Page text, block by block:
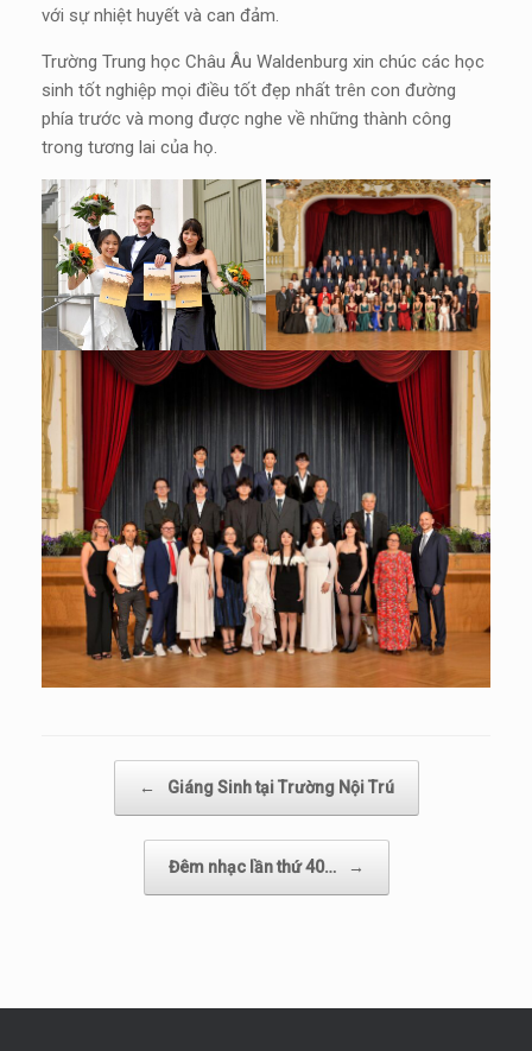
với sự nhiệt huyết và can đảm.
Trường Trung học Châu Âu Waldenburg xin chúc các học
sinh tốt nghiệp mọi điều tốt đẹp nhất trên con đường
phía trước và mong được nghe về những thành công
trong tương lai của họ.
← Giáng Sinh tại Trường Nội Trú
Đêm nhạc lần thứ 40… →